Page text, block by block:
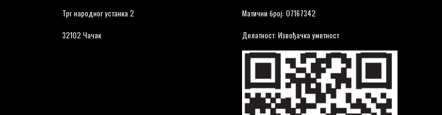
Трг народног устанка 2
32102 Чачак
Матични број: 07167342
Делатност: Извођачка уметност